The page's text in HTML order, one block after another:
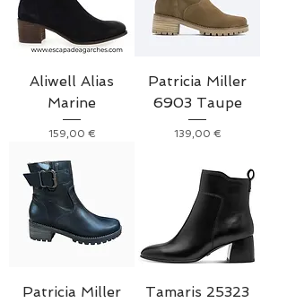
Aliwell Alias
Marine
Prix
159,00 €
Patricia Miller
6903 Taupe
Prix
139,00 €
Patricia Miller
Tamaris 25323